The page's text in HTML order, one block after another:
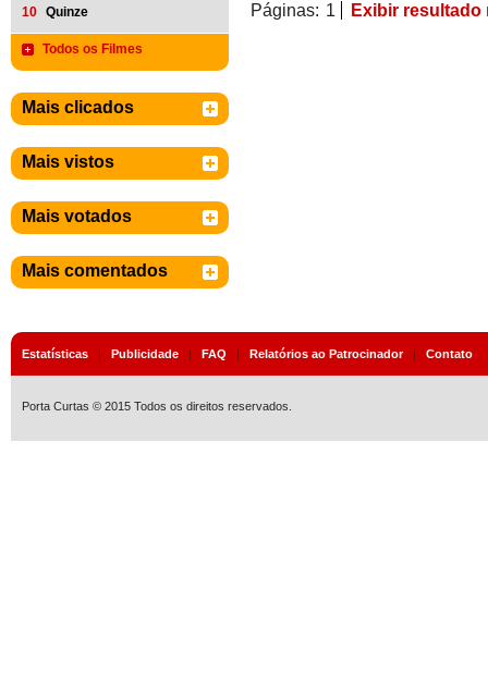
10 Quinze
Todos os Filmes
Mais clicados
Mais vistos
Mais votados
Mais comentados
Páginas: 1 Exibir resultado
Estatísticas | Publicidade | FAQ | Relatórios ao Patrocinador| Contato
Porta Curtas © 2015 Todos os direitos reservados.